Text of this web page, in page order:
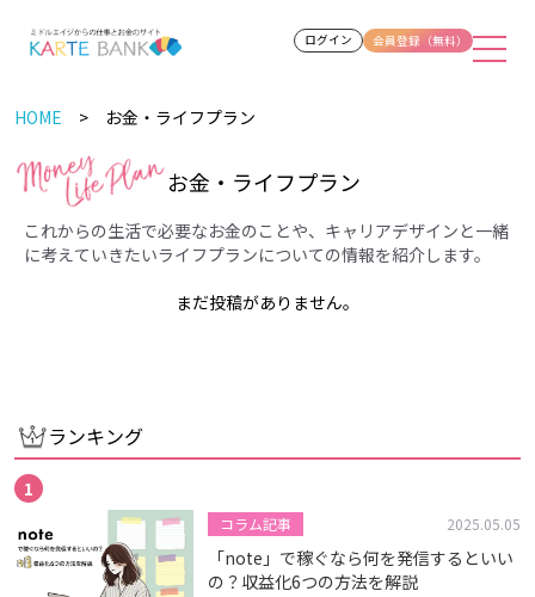
ログイン 会員登録（無料）
HOME お金・ライフプラン
お金・ライフプラン
これからの生活で必要なお金のことや、 キャリアデザインと一緒
に考えていきたいライフプランについての情報を紹介します。
まだ投稿がありません。
ランキング
コラム記事 2025.05.05
「note」で稼ぐなら何を発信するといい
の？収益化6つの方法を解説